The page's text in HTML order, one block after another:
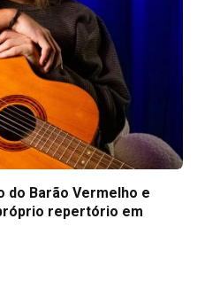
do Barão Vermelho e
repertório em